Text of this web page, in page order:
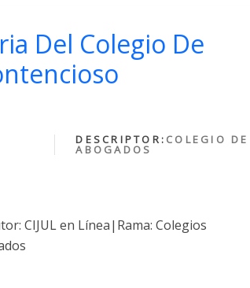
Del Colegio De
DESCRIPTOR: COLEGIO DE
ABOGADOS
CIJUL en Línea|Rama: Colegios